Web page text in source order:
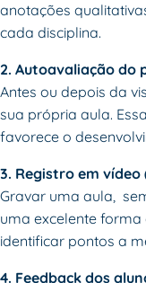
anotações
cada disciplina.
2. Autoavaliação do
Antes ou depois da
sua própria aula.
favorece o
3. Registro em
Gravar uma aula,
uma excelente
identificar pontos a
4. Feedback dos